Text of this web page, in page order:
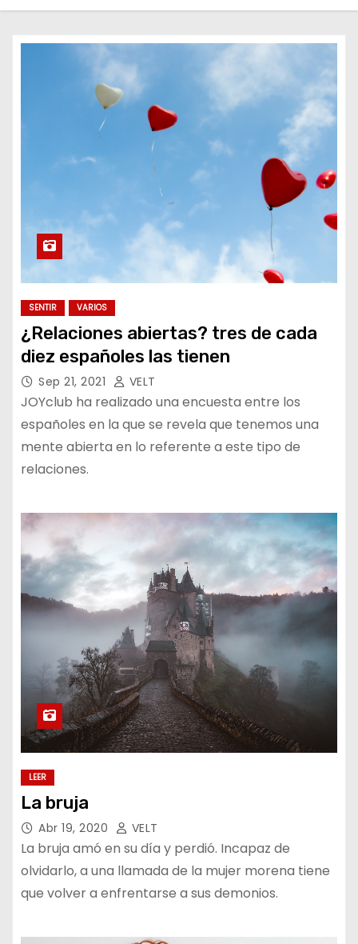
o
SENTIR VARIOS
¿Relaciones abiertas? tres de cada
diez españoles las tienen
Sep 21, 2021 VELT
JOYclub ha realizado una encuesta entre los
españoles en la que se revela que tenemos una
mente abierta en lo referente a este tipo de
relaciones.
LEER
La bruja
Abr 19, 2020 VELT
La bruja amó en su día y perdió. Incapaz de
olvidarlo, a una llamada de la mujer morena tiene
que volver a enfrentarse a sus demonios.